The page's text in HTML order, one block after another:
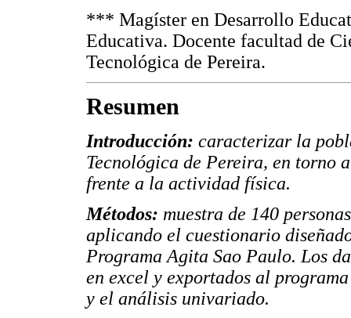
*** Magíster en Desarrollo
Educativa. Docente facultad de
Tecnológica de Pereira.
Resumen
Introducción: caracterizar la
Tecnológica de Pereira, en torno
frente a la actividad física.
Métodos: muestra de 140
aplicando el cuestionario
Programa Agita Sao Paulo. Los
en excel y exportados al
y el análisis univariado.